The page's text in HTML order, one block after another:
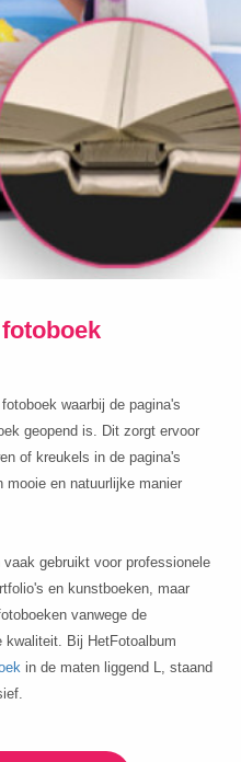
waarbij de pagina's
geopend is. Dit zorgt ervoor
of kreukels in de pagina's
mooie en natuurlijke manier
gebruikt voor professionele
en kunstboeken, maar
vanwege de
kwaliteit. Bij HetFotoalbum
in de maten liggend L, staand